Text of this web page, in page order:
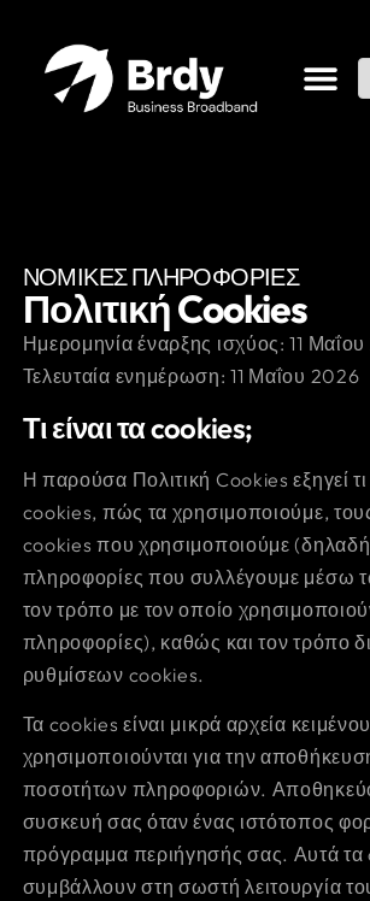
ΝΟΜΙΚΕΣ ΠΛΗΡΟΦΟΡΙΕΣ
Πολιτική Cookies
Ημερομηνία έναρξης ισχύος: 11
Τελευταία ενημέρωση: 11 Μαΐου 2026
Τι είναι τα cookies;
Η παρούσα Πολιτική Cookies εξηγεί τι
cookies, πώς τα χρησιμοποιούμε,
cookies που χρησιμοποιούμε (δηλαδή
πληροφορίες που συλλέγουμε μέσω
τον τρόπο με τον οποίο
πληροφορίες), καθώς και τον τρόπο
ρυθμίσεων cookies.
Τα cookies είναι μικρά αρχεία
χρησιμοποιούνται για την
ποσοτήτων πληροφοριών.
συσκευή σας όταν ένας ιστότοπος
πρόγραμμα περιήγησής σας. Αυτά τα
συμβάλλουν στη σωστή λειτουργία